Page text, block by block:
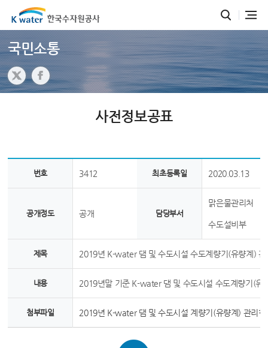
국민소통
사전정보공표
번호 3412 최초등록일 2020.03.13
공개정도 공개 담당부서
맑은물관리처
수도설비부
제목 2019년 K-water 댐 및 수도시설 수도계량기(유량계) 관
내용 2019년말 기준 K-water 댐 및 수도시설 수도계량기(유
첨부파일 2019년 K-water 댐 및 수도시설 계량기(유량계) 관리현